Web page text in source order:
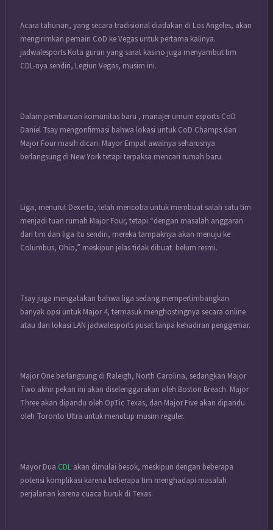
Acara tahunan, yang secara tradisional diadakan di Los Angeles, akan
mengirimkan pemain CoD ke Vegas untuk pertama kalinya.
jadwalesports Kota gurun yang sarat kasino juga menyambut tim
CDL-nya sendiri, Legiun Vegas, musim ini.
Dalam pembaruan komunitas baru , manajer umum esports CoD
Daniel Tsay mengonfirmasi bahwa lokasi untuk CoD Champs dan
Major Four masih dicari. Mayor Empat awalnya seharusnya
berlangsung di New York tetapi terpaksa mencari rumah baru.
Liga, menurut Dexerto, telah mencoba untuk membuat salah satu tim
menjadi tuan rumah Major Four, tetapi “dengan masalah anggaran
dari tim dan liga itu sendiri, mereka tampaknya akan menuju ke
Columbus, Ohio,” meskipun jelas tidak dibuat. belum resmi.
Tsay juga mengatakan bahwa liga sedang mempertimbangkan
banyak opsi untuk Major 4, termasuk menghostingnya secara online
atau dari lokasi LAN jadwalesports pusat tanpa kehadiran penggemar.
Major One berlangsung di Raleigh, North Carolina, sedangkan Major
Two akhir pekan ini akan diselenggarakan oleh Boston Breach. Major
Three akan dipandu oleh OpTic Texas, dan Major Five akan dipandu
oleh Toronto Ultra untuk menutup musim reguler.
Mayor Dua CDL akan dimulai besok, meskipun dengan beberapa
potensi komplikasi karena beberapa tim menghadapi masalah
perjalanan karena cuaca buruk di Texas.